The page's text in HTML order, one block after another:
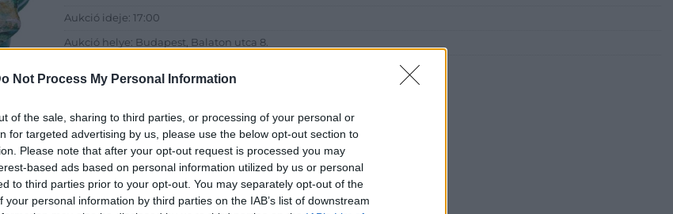
Not Process My Personal Information
of the sale, sharing to third parties, or processing of your personal or
for targeted advertising by us, please use the below opt-out section to
Please note that after your opt-out request is processed you may
based ads based on personal information utilized by us or personal
to third parties prior to your opt-out. You may separately opt-out of the
your personal information by third parties on the IAB’s list of downstream
Aukció ideje: 17:00
Aukció helye: Budapest, Balaton utca 8.
Eladó adatai
Eladó:Nagyházi Galéria és Aukciósház
Cím: Müller Márta
Nagyházi Galéria és Aukciósház Kft.
1055 Budapest, Balaton utca 8.